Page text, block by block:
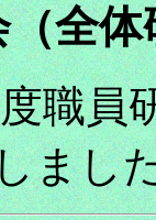
全体
職員
まし